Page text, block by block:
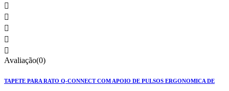





Avaliação(0)
TAPETE PARA RATO Q-CONNECT COM APOIO DE PULSOS ERGONOMICA DE